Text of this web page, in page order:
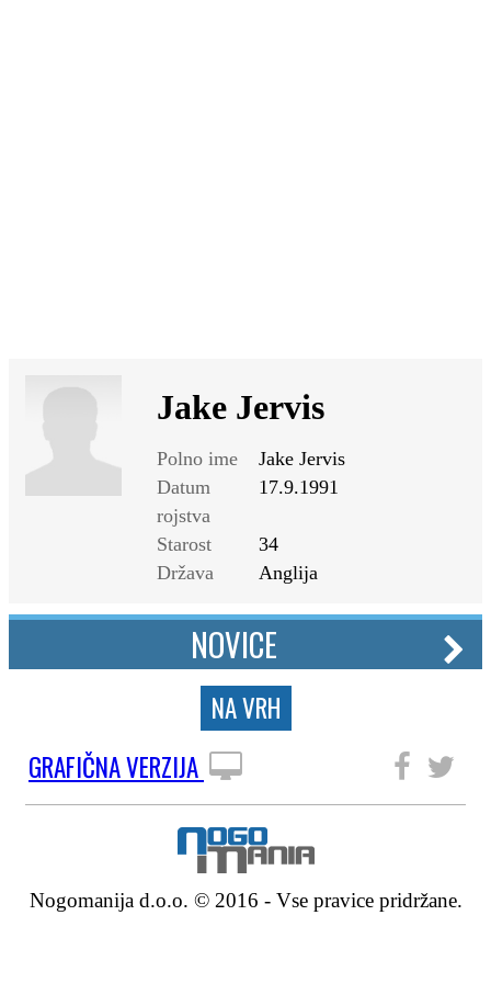
Jake Jervis
Polno ime
Jake Jervis
Datum
rojstva
17.9.1991
Starost
34
Država
Anglija
NOVICE
NA VRH
GRAFIČNA VERZIJA
Nogomanija d.o.o. © 2016 - Vse pravice pridržane.